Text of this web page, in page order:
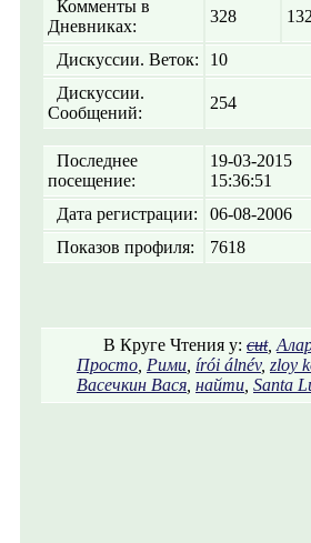
Комменты в
Дневниках:
328
Дискуссии. Веток:
10
Дискуссии.
Сообщений:
254
Последнее
посещение:
19-03-2015
15:36:51
Дата регистрации:
06-08-2006
Показов профиля:
7618
В Круге Чтения у: cut,
Просто Рими írói álnév, zloy
Васечкин Вася найти Santa